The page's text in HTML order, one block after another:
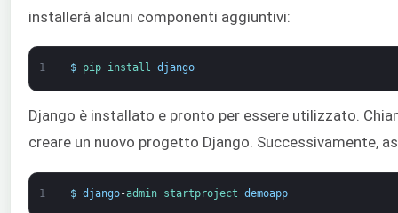
installerà alcuni componenti aggiuntivi:
1 $ pip install django
Django è installato e pronto per essere utilizzato.
creare un nuovo progetto Django. Successivamente,
1 $ django-admin startproject demoapp